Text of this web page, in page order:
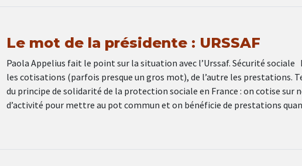
Le mot de la présidente : URSSAF
Paola Appelius fait le point sur la situation avec l’Urssaf. Sécurité sociale
les cotisations (parfois presque un gros mot), de l’autre les prestations.
du principe de solidarité de la protection sociale en France : on cotise sur
d’activité pour mettre au pot commun et on bénéficie de prestations